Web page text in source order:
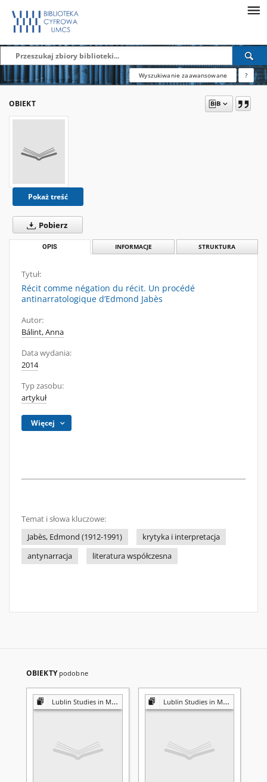
Wyszukiwanie zaawansowane ?
OBIEKT
Pokaż treść
Pobierz
OPIS INFORMACJE STRUKTURA
Tytuł:
Récit comme négation du récit. Un procédé
antinarratologique d’Edmond Jabès
Autor:
Bálint, Anna
Data wydania:
2014
Typ zasobu:
artykuł
Więcej
Temat i słowa kluczowe:
Jabès, Edmond (1912-1991)
krytyka i interpretacja
antynarracja
literatura współczesna
OBIEKTY podobne
Lublin Studies in Modern Languages and Literature Lublin Studies in Modern Languages and Literature